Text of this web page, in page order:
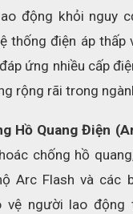
động khỏi nguy
thống điện áp thấp
ứng nhiều cấp
rộng rãi trong
chống hồ
Arc Flash và các
vệ người lao động